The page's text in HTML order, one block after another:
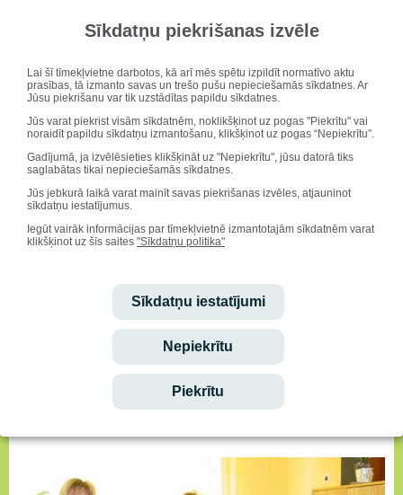
Sīkdatņu piekrišanas izvēle
Lai šī tīmekļvietne darbotos, kā arī mēs spētu izpildīt normatīvo aktu
prasības, tā izmanto savas un trešo pušu nepieciešamās sīkdatnes. Ar
Jūsu piekrišanu var tik uzstādītas papildu sīkdatnes.
Jūs varat piekrist visām sīkdatnēm, noklikšķinot uz pogas "Piekrītu" vai
noraidīt papildu sīkdatņu izmantošanu, klikšķinot uz pogas “Nepiekrītu”.
Gadījumā, ja izvēlēsieties klikšķināt uz "Nepiekrītu", jūsu datorā tiks
saglabātas tikai nepieciešamās sīkdatnes.
Jūs jebkurā laikā varat mainīt savas piekrišanas izvēles, atjauninot
sīkdatņu iestatījumus.
Iegūt vairāk informācijas par tīmekļvietnē izmantotajām sīkdatnēm varat
klikšķinot uz šīs saites "Sīkdatņu politika"
Sīkdatņu iestatījumi
Nepiekrītu
Piekrītu
Sociālo zinību katedra.
No kreisās - Dzintra Januze, Anita Zīverte, Aivars Tērauds, Džineta Rubule,
Inguna Role, Daina Tursa, Dace Lāva.